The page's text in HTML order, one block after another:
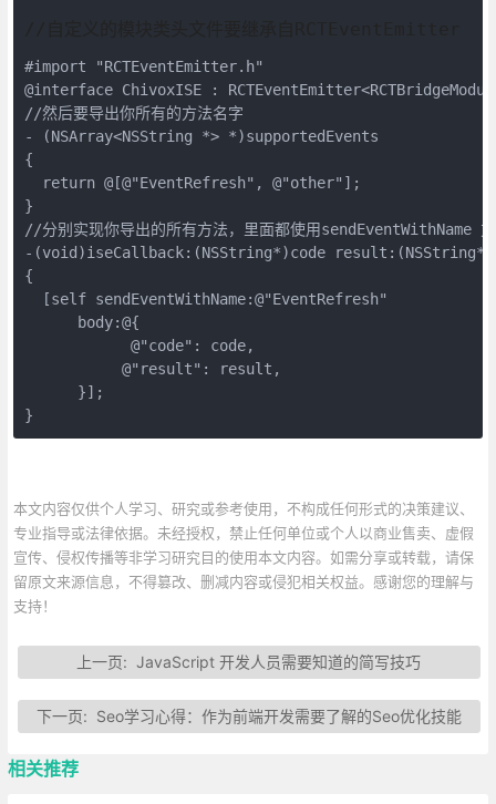
#import "RCTEventEmitter.h"
@interface ChivoxISE :
//然后要导出你所有的方法名字
- (NSArray<NSString *> *)supportedEvents
{
  return @[@"EventRefresh", @"other"];
}
//分别实现你导出的所有方法，里面都使用sendEventWithName
-(void)iseCallback:(NSString*)code
{
  [self sendEventWithName:@"EventRefresh"
      body:@{
            @"code": code,
           @"result": result,
      }];
}
本文内容仅供个人学习、研究或参考使用，不构成任何形式的决策建议、
专业指导或法律依据。未经授权，禁止任何单位或个人以商业售卖、虚假
宣传、侵权传播等非学习研究目的使用本文内容。如需分享或转载，请保
留原文来源信息，不得篡改、删减内容或侵犯相关权益。感谢您的理解与
支持！
上一页:JavaScript 开发人员需要知道的简写技巧
下一页: Seo学习心得：作为前端开发需要了解的Seo优化技能
相关推荐